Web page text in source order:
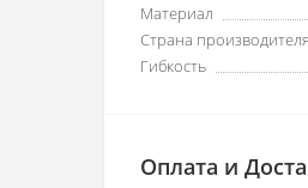
Материал
Страна производителя
Гибкость
Оплата и